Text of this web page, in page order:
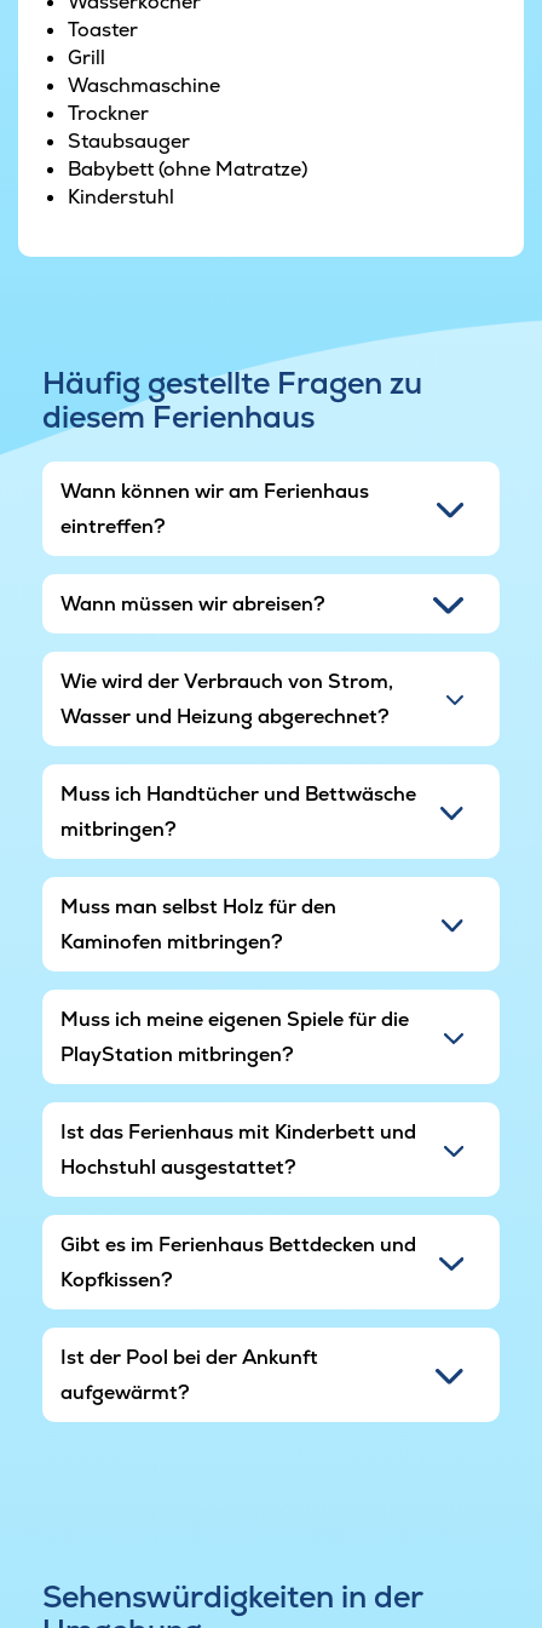
Schaukel und ein Sandkasten, gerne darf das
Gelände aber auch von kleinen Abenteurern bis
in seine letzten Winkel erkundet werden.
Toaster
Grill
Waschmaschine
Trockner
Staubsauger
Babybett (ohne Matratze)
Kinderstuhl
Häufig gestellte Fragen zu
diesem Ferienhaus
Wann können wir am Ferienhaus
eintreffen?
Wann müssen wir abreisen?
Wie wird der Verbrauch von Strom,
Wasser und Heizung abgerechnet?
Muss ich Handtücher und Bettwäsche
mitbringen?
Muss man selbst Holz für den
Kaminofen mitbringen?
Muss ich meine eigenen Spiele für die
PlayStation mitbringen?
Ist das Ferienhaus mit Kinderbett und
Hochstuhl ausgestattet?
Gibt es im Ferienhaus Bettdecken und
Kopfkissen?
Ist der Pool bei der Ankunft
aufgewärmt?
Sehenswürdigkeiten in der